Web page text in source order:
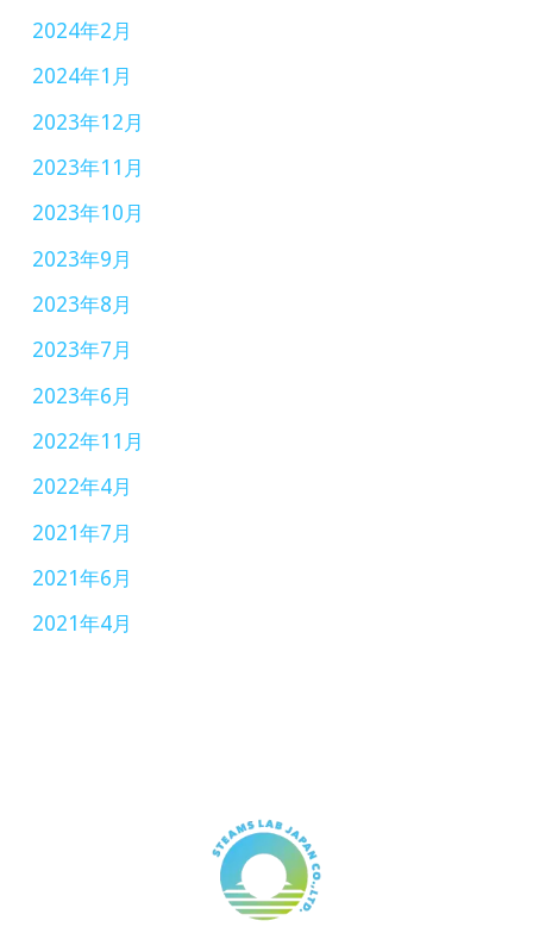
2024年2月
2024年1月
2023年12月
2023年11月
2023年10月
2023年9月
2023年8月
2023年7月
2023年6月
2022年11月
2022年4月
2021年7月
2021年6月
2021年4月